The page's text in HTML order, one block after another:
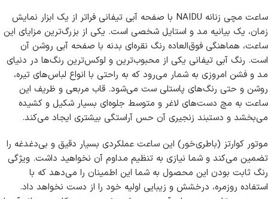
ساعت مچی زنانه NAIDU با صفحه آبی تیفانی فراتر از یک ابزار نمایش
زمان، یک بیانیه مد و استایل شخصی است. یکی از بزرگ‌ترین مزایای این
ساعت، هماهنگی فوق‌العاده رنگ نقره‌ای بدنه با صفحه آبی روشن آن
است. رنگ آبی تیفانی یکی از محبوب‌ترین و لوکس‌ترین رنگ‌ها در دنیای
مد و فشن امروزی به شمار می‌رود که به راحتی با انواع لباس‌های تیره،
روشن و حتی رنگ‌های پاستلی ست می‌شود. قاب مربعی و ظریف این
ساعت به مچ دست‌های لاغر و متوسط جلوه‌ای بسیار شکیل و کشیده
می‌بخشد و دستبند زنجیری آن حس آراستگی بیشتری ایجاد می‌کند.
موتور کوارتز (باطری‌خور) این ساعت عملکردی بسیار دقیق و بی‌دغدغه را
تضمین می‌کند و شما نیازی به تنظیم مداوم آن نخواهید داشت. ویژگی
رنگ ثابت بودن این محصول به شما این اطمینان را می‌دهد که با
استفاده روزمره، درخشش و زیبایی اولیه خود را از دست نخواهد داد.